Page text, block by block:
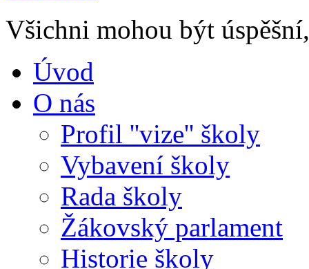
Všichni mohou být
Úvod
O nás
Profil ''vize'' školy
Vybavení školy
Rada školy
Žákovský parlament
Historie školy